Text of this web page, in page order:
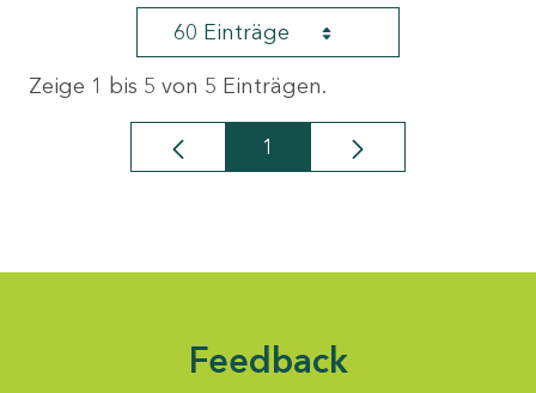
60 Einträge
Zeige 1 bis 5 von 5 Einträgen.
Seite
1
Feedback